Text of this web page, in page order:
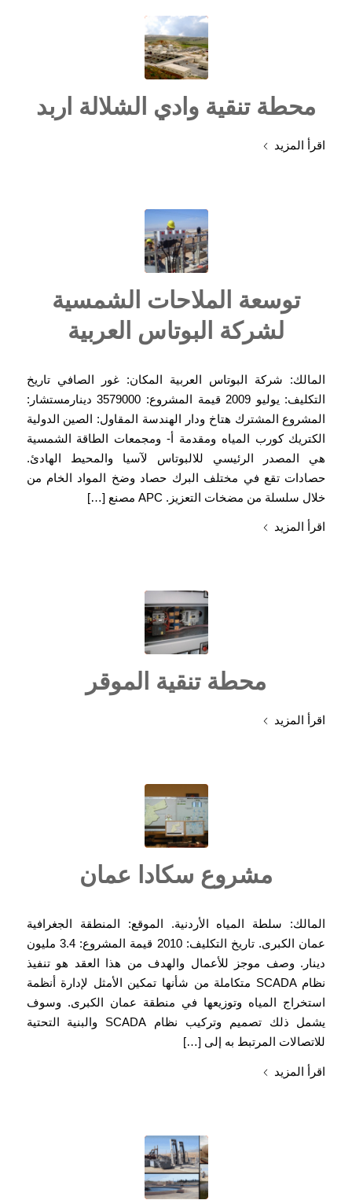
محطة تنقية وادي الشلالة اربد
اقرأ المزيد
توسعة الملاحات الشمسية
لشركة البوتاس العربية
المالك: شركة البوتاس العربية المكان: غور الصافي تاريخ
التكليف: يوليو 2009 قيمة المشروع: 3579000 دينارمستشار:
المشروع المشترك هتاخ ودار الهندسة المقاول: الصين الدولية
الكتريك كورب المياه ومقدمة أ- ومجمعات الطاقة الشمسية
هي المصدر الرئيسي للالبوتاس لآسيا والمحيط الهادئ.
حصادات تقع في مختلف البرك حصاد وضخ المواد الخام من
خلال سلسلة من مضخات التعزيز. APC مصنع […]
اقرأ المزيد
محطة تنقية الموقر
اقرأ المزيد
مشروع سكادا عمان
المالك: سلطة المياه الأردنية. الموقع: المنطقة الجغرافية
عمان الكبرى. تاريخ التكليف: 2010 قيمة المشروع: 3.4 مليون
دينار. وصف موجز للأعمال والهدف من هذا العقد هو تنفيذ
نظام SCADA متكاملة من شأنها تمكين الأمثل لإدارة أنظمة
استخراج المياه وتوزيعها في منطقة عمان الكبرى. وسوف
يشمل ذلك تصميم وتركيب نظام SCADA والبنية التحتية
للاتصالات المرتبط به إلى […]
اقرأ المزيد